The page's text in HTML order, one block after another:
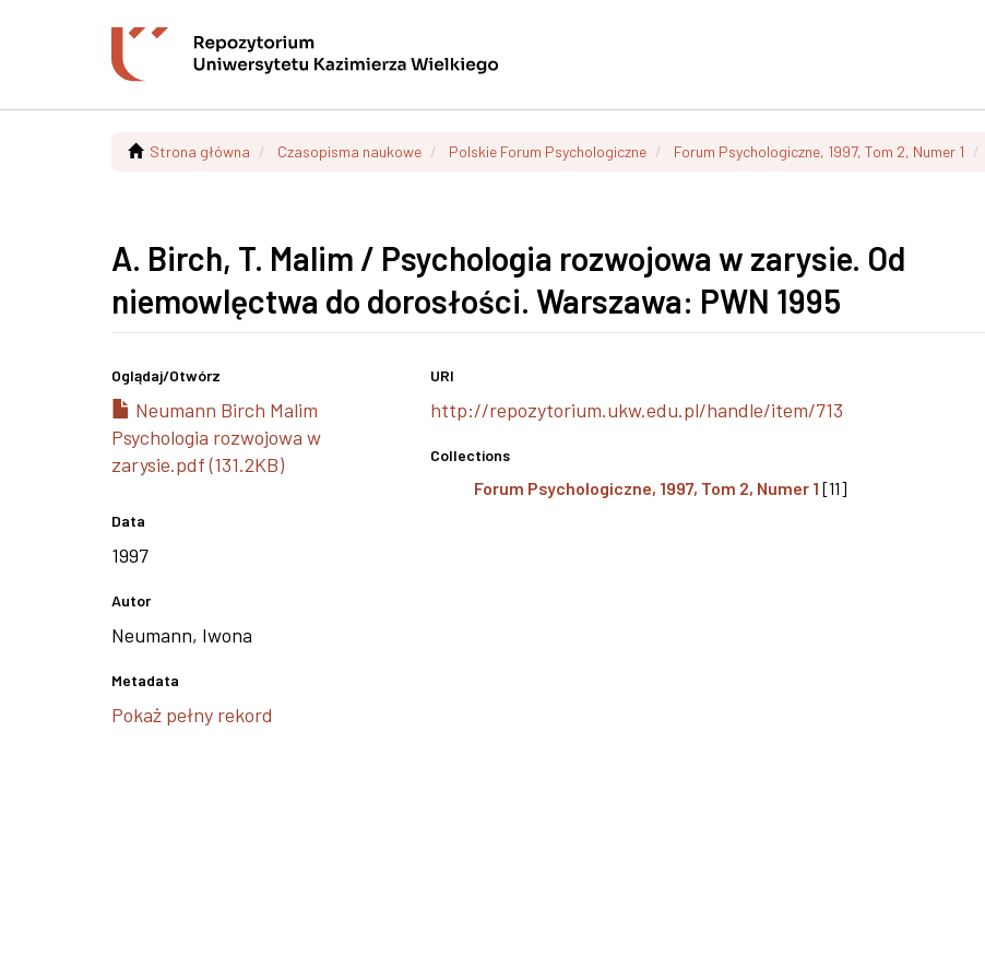
Strona główna Czasopisma naukowe Polskie Forum Psychologiczne Forum Psychologiczne, 1997, Tom 2, Numer 1
A. Birch, T. Malim / Psychologia rozwojowa w zarysie. Od
niemowlęctwa do dorosłości. Warszawa: PWN 1995
Oglądaj/Otwórz
Neumann Birch Malim
Psychologia rozwojowa w
zarysie.pdf (131.2KB)
Data
1997
Autor
Neumann, Iwona
Metadata
Pokaż pełny rekord
URI
http://repozytorium.ukw.edu.pl/handle/item/713
Collections
Forum Psychologiczne, 1997, Tom 2, Numer 1 [11]